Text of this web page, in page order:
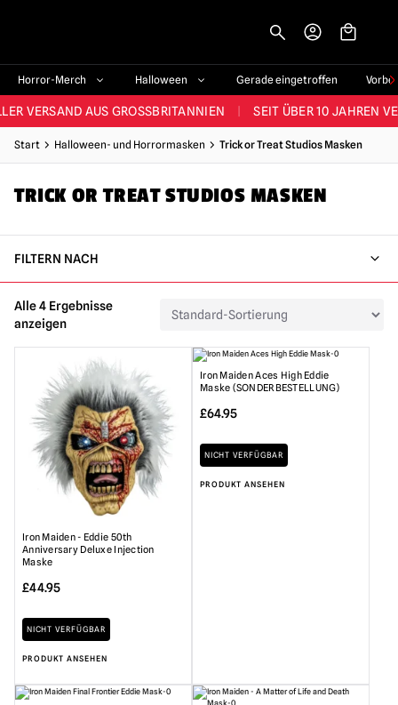
Horror-Merch Halloween Gerade eingetroffen
SORTIMENT IM VEREINIGTEN KÖNIGREICH | ÜBER 60.000
VERSAND AUS GROSSBRITANNIEN SEIT ÜBER 10 JAHREN
JEDE WOCHE NEUE HORROR-FANARTIKEL
SORTIMENT IM VEREINIGTEN KÖNIGREICH |
Start Halloween- und Horrormasken Trick or Treat Studios Masken
TRICK OR TREAT STUDIOS MASKEN
FILTERN NACH
Alle 4 Ergebnisse
anzeigen
Iron Maiden - Eddie 50th
Anniversary Deluxe Injection
Maske
£44.95
NICHT VERFÜGBAR
PRODUKT ANSEHEN
Iron Maiden Aces High Eddie
Maske (SONDERBESTELLUNG)
£64.95
NICHT VERFÜGBAR
PRODUKT ANSEHEN